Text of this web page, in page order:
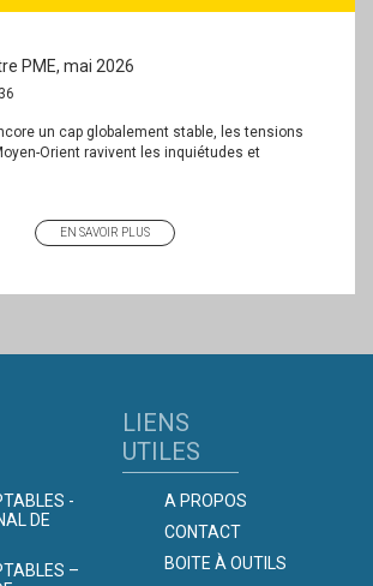
PME, mai 2026
un cap globalement stable, les tensions
Orient ravivent les inquiétudes et
EN SAVOIR PLUS
-
DE
–
LIENS
UTILES
A PROPOS
CONTACT
BOITE À OUTILS